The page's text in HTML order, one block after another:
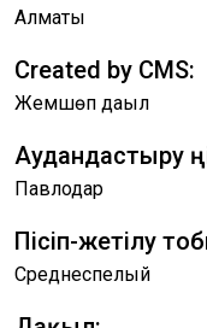
Алматы
Created by CMS:
Жемшөп дақыл
Аудандастыру
Павлодар
Пісіп-жетілу
Среднеспелый